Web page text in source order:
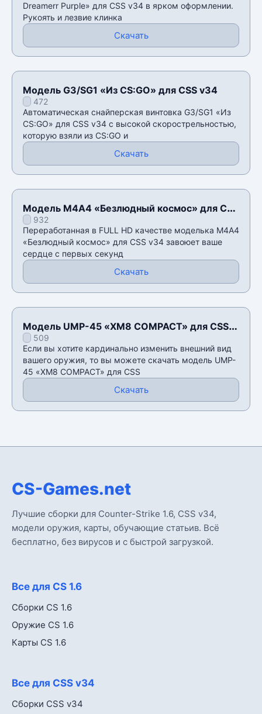
Dreamerr Purple» для CSS v34 в ярком оформлении.
Рукоять и лезвие клинка
Скачать
Модель G3/SG1 «Из CS:GO» для CSS v34
472
Автоматическая снайперская винтовка G3/SG1 «Из
CS:GO» для CSS v34 с высокой скорострельностью,
которую взяли из CS:GO и
Скачать
Модель М4А4 «Безлюдный космос» для CSS
v34932
Переработанная в FULL HD качестве моделька М4А4
«Безлюдный космос» для CSS v34 завоюет ваше
сердце с первых секунд
Скачать
Модель UMP-45 «XM8 COMPACT» для CSS
v34509
Если вы хотите кардинально изменить внешний вид
вашего оружия, то вы можете скачать модель UMP-
45 «XM8 COMPACT» для CSS
Скачать
CS-Games.net
Лучшие сборки для Counter-Strike 1.6, CSS v34,
модели оружия, карты, обучающие статьив. Всё
бесплатно, без вирусов и с быстрой загрузкой.
Все для CS 1.6
Сборки CS 1.6
Оружие CS 1.6
Карты CS 1.6
Все для CSS v34
Сборки CSS v34